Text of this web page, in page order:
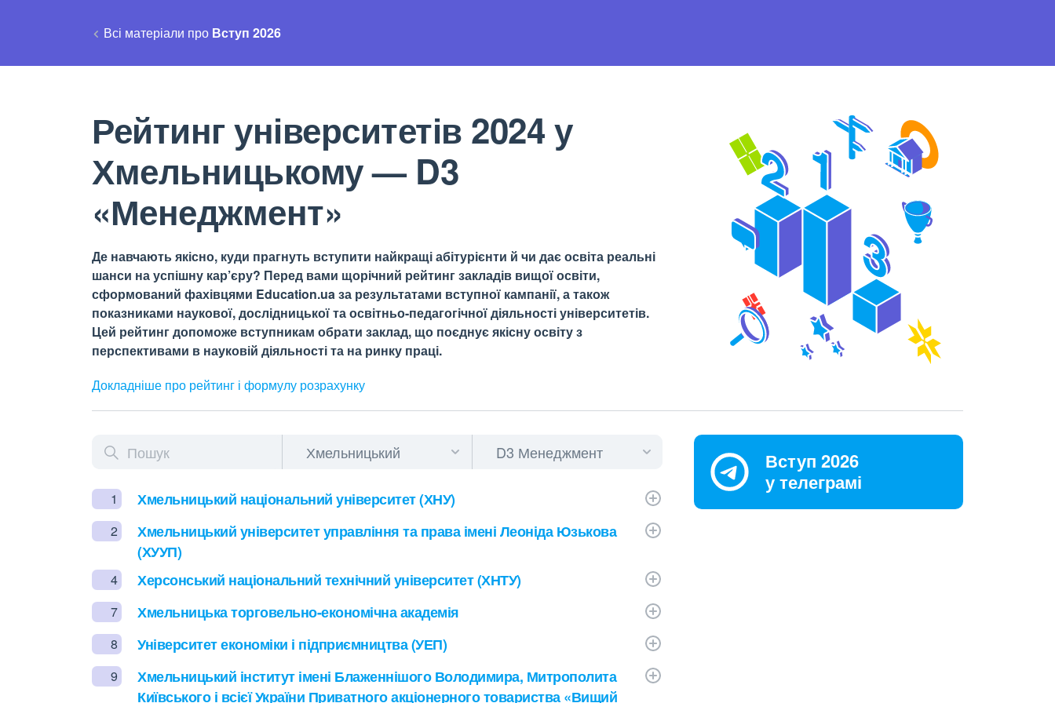
Всі матеріали про Вступ 2026
Рейтинг університетів 2024 у
Хмельницькому — D3
«Менеджмент»
Де навчають якісно, куди прагнуть вступити найкращі абітурієнти й чи дає освіта реальні
шанси на успішну кар’єру? Перед вами щорічний рейтинг закладів вищої освіти,
сформований фахівцями Education.ua за результатами вступної кампанії, а також
показниками наукової, дослідницької та освітньо-педагогічної діяльності університетів.
Цей рейтинг допоможе вступникам обрати заклад, що поєднує якісну освіту з
перспективами в науковій діяльності та на ринку праці.
Докладніше про рейтинг і формулу розрахунку
1 Хмельницький національний університет (ХНУ)
2
Хмельницький університет управління та права імені Леоніда Юзькова
(ХУУП)
4 Херсонський національний технічний університет (ХНТУ)
7 Хмельницька торговельно-економічна академія
8 Університет економіки і підприємництва (УЕП)
9
Хмельницький інститут імені Блаженнішого Володимира, Митрополита
Київського і всієї України Приватного акціонерного товариства «Вищий
Вступ 2026
у телеграмі